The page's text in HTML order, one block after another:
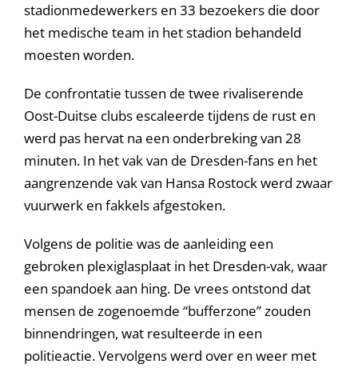
stadionmedewerkers en 33 bezoekers die door
het medische team in het stadion behandeld
moesten worden.
De confrontatie tussen de twee rivaliserende
Oost-Duitse clubs escaleerde tijdens de rust en
werd pas hervat na een onderbreking van 28
minuten. In het vak van de Dresden-fans en het
aangrenzende vak van Hansa Rostock werd zwaar
vuurwerk en fakkels afgestoken.
Volgens de politie was de aanleiding een
gebroken plexiglasplaat in het Dresden-vak, waar
een spandoek aan hing. De vrees ontstond dat
mensen de zogenoemde “bufferzone” zouden
binnendringen, wat resulteerde in een
politieactie. Vervolgens werd over en weer met